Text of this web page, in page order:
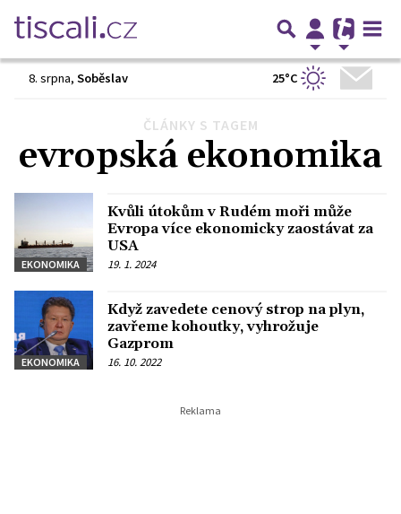
8. srpna, Soběslav 25°C
ČLÁNKY S TAGEM
evropská ekonomika
EKONOMIKA
Kvůli útokům v Rudém moři může
Evropa více ekonomicky zaostávat za
USA
19. 1. 2024
EKONOMIKA
Když zavedete cenový strop na plyn,
zavřeme kohoutky, vyhrožuje
Gazprom
16. 10. 2022
… 11 Další